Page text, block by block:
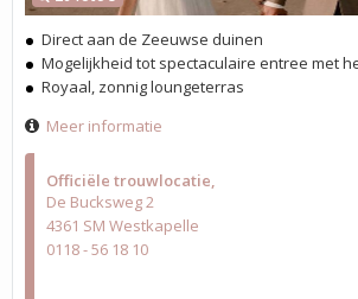
Officiële trouwlocatie
De Bucksweg 2
4361 SM Westkapelle
0118 - 56 18 10
Direct aan de Zeeuwse duinen
Mogelijkheid tot spectaculaire entree met
Royaal, zonnig loungeterras
Meer informatie